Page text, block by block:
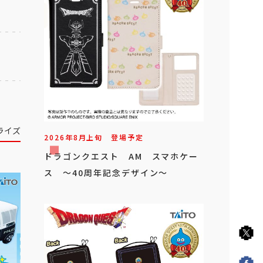
イズ
2026年8月上旬 登場予定
ドラゴンクエスト AM スマホケー
ス ～40周年記念デザイン～